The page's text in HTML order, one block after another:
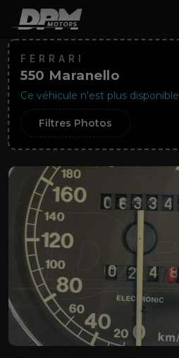
FERRARI
550 Maranello
Ce véhicule n'est plus disponible
Filtres Photos